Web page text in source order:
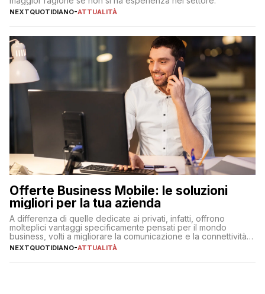
NEXTQUOTIDIANO-ATTUALITÀ
Offerte Business Mobile: le soluzioni
migliori per la tua azienda
A differenza di quelle dedicate ai privati, infatti, offrono
molteplici vantaggi specificamente pensati per il mondo
business, volti a migliorare la comunicazione e la connettività
degli utenti
NEXTQUOTIDIANO-ATTUALITÀ